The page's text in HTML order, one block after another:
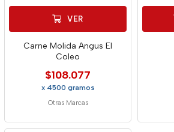
VER
Carne Molida Angus El
Coleo
$108.077
x 4500 gramos
Otras Marcas